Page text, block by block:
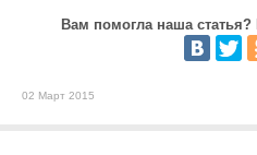
Вам помогла наша статья?
02 Март 2015